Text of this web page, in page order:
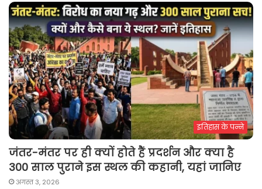
इतिहास के पन्ने
जंतर-मंतर पर ही क्यों होते हैं प्रदर्शन और क्या है
300 साल पुराने इस स्थल की कहानी, यहां जानिए
अगस्त 3, 2026